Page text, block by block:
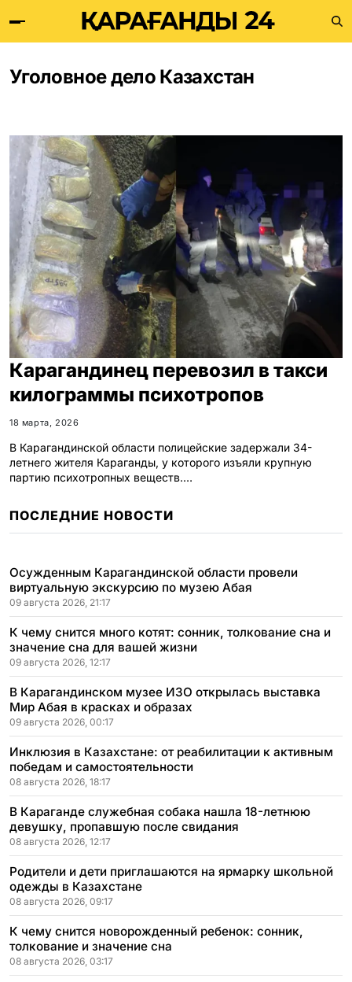
Уголовное дело Казахстан
Карагандинец перевозил в такси
килограммы психотропов
18 марта, 2026
В Карагандинской области полицейские задержали 34-
летнего жителя Караганды, у которого изъяли крупную
партию психотропных веществ.…
ПОСЛЕДНИЕ НОВОСТИ
Осужденным Карагандинской области провели
виртуальную экскурсию по музею Абая
09 августа 2026, 21:17
К чему снится много котят: сонник, толкование сна и
значение сна для вашей жизни
09 августа 2026, 12:17
В Карагандинском музее ИЗО открылась выставка
Мир Абая в красках и образах
09 августа 2026, 00:17
Инклюзия в Казахстане: от реабилитации к активным
победам и самостоятельности
08 августа 2026, 18:17
В Караганде служебная собака нашла 18-летнюю
девушку, пропавшую после свидания
08 августа 2026, 12:17
Родители и дети приглашаются на ярмарку школьной
одежды в Казахстане
08 августа 2026, 09:17
К чему снится новорожденный ребенок: сонник,
толкование и значение сна
08 августа 2026, 03:17